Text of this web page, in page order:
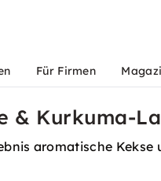
Für Firmen
& Kurkuma-
aromatische